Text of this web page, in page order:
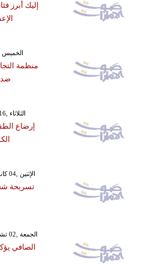
إليك أبرز
GMT 11:32 2019 الخميس ,30 أيار / مايو
منظمة
GMT 00:54 2019 الثلاثاء ,16 إبريل / نيسان
GMT 18:52 2017 الإثنين ,04 كانون الأول / ديسمبر
تسريحة
GMT 17:54 2018 الجمعة ,02 تشرين الثاني / نوفمبر
الصافي